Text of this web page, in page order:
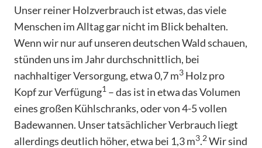
Unser reiner Holzverbrauch ist etwas, das viele
Menschen im Alltag gar nicht im Blick behalten.
Wenn wir nur auf unseren deutschen Wald schauen,
stünden uns im Jahr durchschnittlich, bei
nachhaltiger Versorgung, etwa 0,7 m3 Holz pro
Kopf zur Verfügung1 – das ist in etwa das Volumen
eines großen Kühlschranks, oder von 4-5 vollen
Badewannen. Unser tatsächlicher Verbrauch liegt
allerdings deutlich höher, etwa bei 1,3 m3.2Wir sind